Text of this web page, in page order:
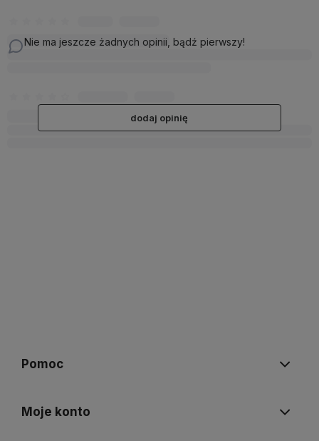
Nie ma jeszcze żadnych opinii, bądź pierwszy!
dodaj opinię
Pomoc
Moje konto